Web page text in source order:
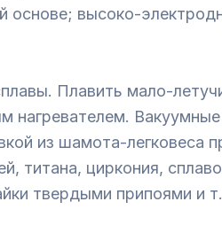
основе; высоко-
Плавить мало-
нагревателем.
из шамота-легковеса
титана, циркония,
твердыми припоями и